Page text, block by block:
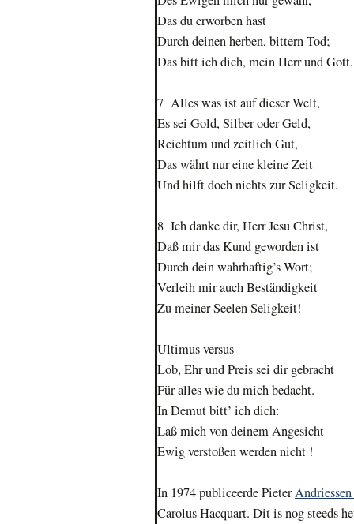
Das du erworben hast
Durch deinen herben, bittern Tod;
Das bitt ich dich, mein Herr und Gott.
7 Alles was ist auf dieser Welt,
Es sei Gold, Silber oder Geld,
Reichtum und zeitlich Gut,
Das währt nur eine kleine Zeit
Und hilft doch nichts zur Seligkeit.
8 Ich danke dir, Herr Jesu Christ,
Daß mir das Kund geworden ist
Durch dein wahrhaftig’s Wort;
Verleih mir auch Beständigkeit
Zu meiner Seelen Seligkeit!
Ultimus versus
Lob, Ehr und Preis sei dir gebracht
Für alles wie du mich bedacht.
In Demut bitt’ ich dich:
Laß mich von deinem Angesicht
Ewig verstoßen werden nicht !
In 1974 publiceerde PieterAndriessen
Carolus Hacquart. Dit is nog steeds